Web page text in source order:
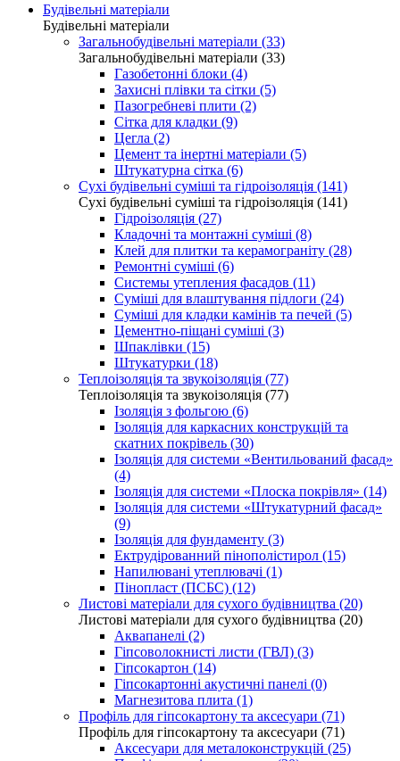
Будівельні матеріали
Будівельні матеріали
Загальнобудівельні матеріали (33)
Загальнобудівельні матеріали (33)
Газобетонні блоки (4)
Захисні плівки та сітки (5)
Пазогребневі плити (2)
Сітка для кладки (9)
Цегла (2)
Цемент та інертні матеріали (5)
Штукатурна сітка (6)
Сухі будівельні суміші та гідроізоляція (141)
Сухі будівельні суміші та гідроізоляція (141)
Гідроізоляція (27)
Кладочні та монтажні суміші (8)
Клей для плитки та керамограніту (28)
Ремонтні суміші (6)
Системы утепления фасадов (11)
Суміші для влаштування підлоги (24)
Суміші для кладки камінів та печей (5)
Цементно-піщані суміші (3)
Шпаклівки (15)
Штукатурки (18)
Теплоізоляція та звукоізоляція (77)
Теплоізоляція та звукоізоляція (77)
Ізоляція з фольгою (6)
Ізоляція для каркасних конструкцій та
скатних покрівель (30)
Ізоляція для системи «Вентильований фасад»
(4)
Ізоляція для системи «Плоска покрівля» (14)
Ізоляція для системи «Штукатурний фасад»
(9)
Ізоляція для фундаменту (3)
Ектрудірованний пінополістирол (15)
Напилювані утеплювачі (1)
Пінопласт (ПСБС) (12)
Листові матеріали для сухого будівництва (20)
Листові матеріали для сухого будівництва (20)
Аквапанелі (2)
Гіпсоволокнисті листи (ГВЛ) (3)
Гіпсокартон (14)
Гіпсокартонні акустичні панелі (0)
Магнезитова плита (1)
Профіль для гіпсокартону та аксесуари (71)
Профіль для гіпсокартону та аксесуари (71)
Аксесуари для металоконструкцій (25)